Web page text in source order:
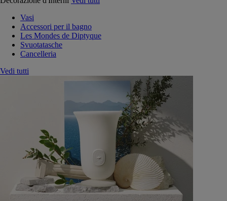
Vasi
Accessori per il bagno
Les Mondes de Diptyque
Svuotatasche
Cancelleria
Vedi tutti